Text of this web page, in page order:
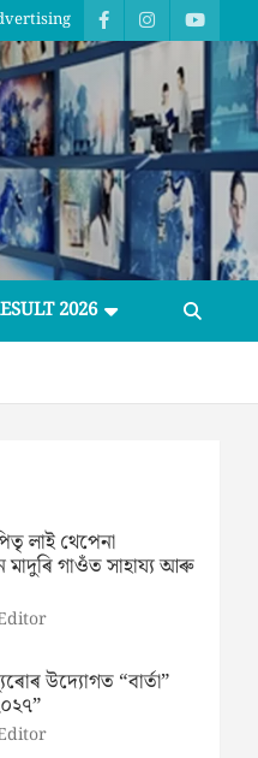
2026
লাই থেপেনা
মাদুৰি গাওঁত সাহায্য আৰু
উদ্যোগত “বাৰ্তা”